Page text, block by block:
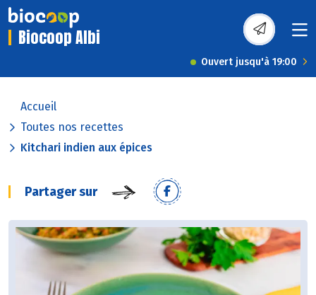
Biocoop Albi
Ouvert jusqu'à 19:00
Accueil
Toutes nos recettes
Kitchari indien aux épices
Partager sur